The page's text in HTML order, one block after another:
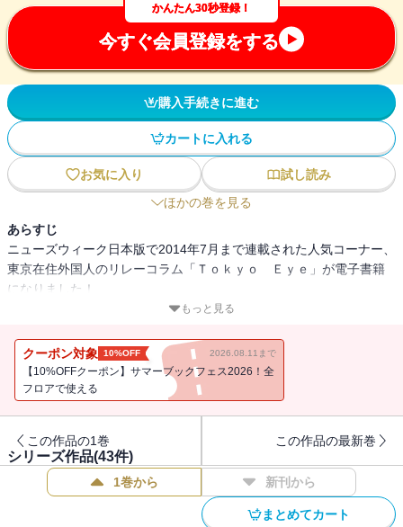
かんたん30秒登録！
今すぐ会員登録をする
購入手続きに進む
カートに入れる
お気に入り
試し読み
ほかの巻を見る
あらすじ
ニューズウィーク日本版で2014年7月まで連載された人気コーナー、
東京在住外国人のリレーコラム「Ｔｏｋｙｏ Ｅｙｅ」が電子書籍
になりました！
本書では、個性溢れる５人のライター（仏フィガロ紙記者レジス・
案内人・李小牧、明治学院大学教授マイケル・プロンコ、一橋大学
准教授クォン・ヨンソク）のコラム40本をセレクション。
東京を愛してやまない彼らが、震災後の街中で見つけたミラクルな
＜表紙イラスト＞南後卓矢
もっと見る
クーポン対象 10%OFF 2026.08.11まで
【10%OFFクーポン】サマーブックフェス2026！全
フロアで使える
この作品の1巻 この作品の最新巻
シリーズ作品(43件)
1巻から 新刊から
まとめてカート